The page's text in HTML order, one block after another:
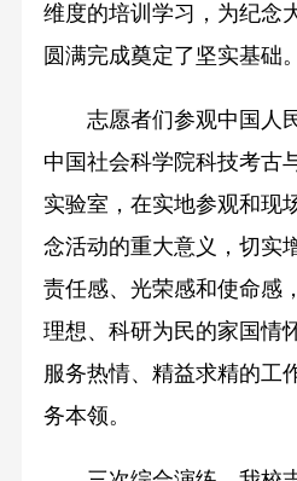
维度的培训学习，为纪念
圆满完成奠定了坚实基础。
志愿者们参观中国人民
中国社会科学院科技考古
实验室，在实地参观和现
念活动的重大意义，切实
责任感、光荣感和使命感
理想、科研为民的家国情
服务热情、精益求精的工
务本领。